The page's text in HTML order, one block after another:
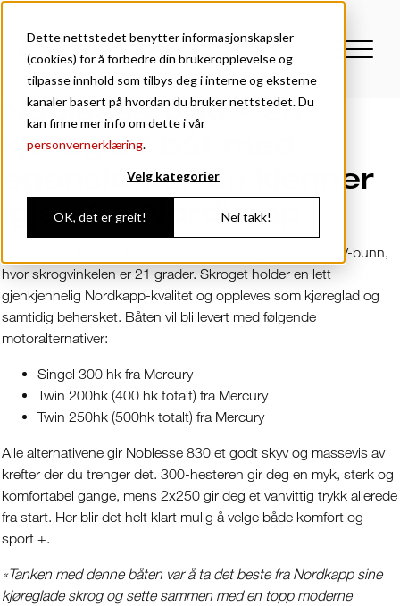
Dette nettstedet benytter informasjonskapsler
(cookies) for å forbedre din brukeropplevelse og
tilpasse innhold som tilbys deg i interne og eksterne
kanaler basert på hvordan du bruker nettstedet. Du
kan finne mer info om dette i vår
personvernerklæring.
Velg kategorier
OK, det er greit! Nei takk!
Noblesse 830 – en
kjøreglad båt med
egenskaper du kjenner
igjen fra Nordkapp
Noblesse 830, populært kalt N830, er designet med en V-bunn,
hvor skrogvinkelen er 21 grader. Skroget holder en lett
gjenkjennelig Nordkapp-kvalitet og oppleves som kjøreglad og
samtidig behersket. Båten vil bli levert med følgende
motoralternativer:
Singel 300 hk fra Mercury
Twin 200hk (400 hk totalt) fra Mercury
Twin 250hk (500hk totalt) fra Mercury
Alle alternativene gir Noblesse 830 et godt skyv og massevis av
krefter der du trenger det. 300-hesteren gir deg en myk, sterk og
komfortabel gange, mens 2x250 gir deg et vanvittig trykk allerede
fra start. Her blir det helt klart mulig å velge både komfort og
sport +.
«Tanken med denne båten var å ta det beste fra Nordkapp sine
kjøreglade skrog og sette sammen med en topp moderne